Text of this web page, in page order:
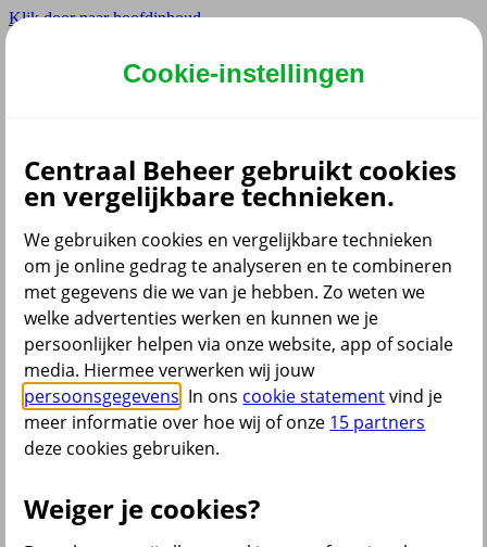
Klik door naar hoofdinhoud
Hoofdmenu navigatie voor adviseurs
Adviseur
Partner
Producten voor adviseurs
terug
Cookie-instellingen
Centraal Beheer gebruikt cookies
en vergelijkbare technieken.
We gebruiken cookies en vergelijkbare technieken
om je online gedrag te analyseren en te combineren
met gegevens die we van je hebben. Zo weten we
welke advertenties werken en kunnen we je
persoonlijker helpen via onze website, app of sociale
media. Hiermee verwerken wij jouw
persoonsgegevens . In ons cookie statementvind je
meer informatie over hoe wij of onze 15 partners
deze cookies gebruiken.
Weiger je cookies?